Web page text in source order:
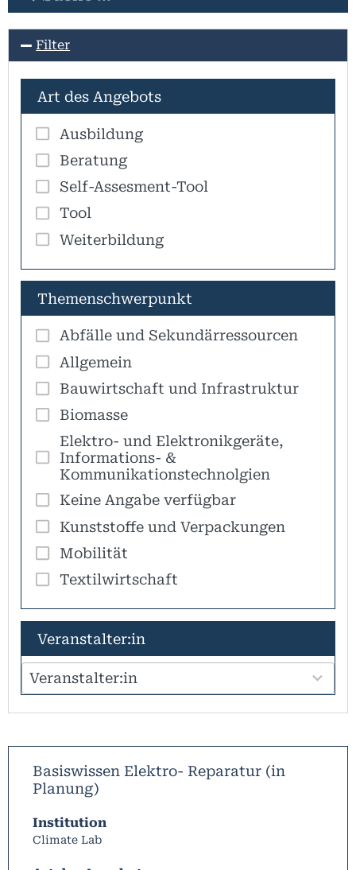
Filter
Art des Angebots
Ausbildung
Beratung
Self-Assesment-Tool
Tool
Weiterbildung
Themenschwerpunkt
Abfälle und Sekundärressourcen
Allgemein
Bauwirtschaft und Infrastruktur
Biomasse
Elektro- und Elektronikgeräte,
Informations- &
Kommunikationstechnolgien
Keine Angabe verfügbar
Kunststoffe und Verpackungen
Mobilität
Textilwirtschaft
Veranstalter:in
Veranstalter:in
results
available
Basiswissen Elektro- Reparatur (in
Planung)
Institution
Climate Lab